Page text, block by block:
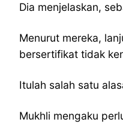
Dia menjelaskan,
Menurut mereka,
bersertifikat tidak
Itulah salah satu
Mukhli mengaku